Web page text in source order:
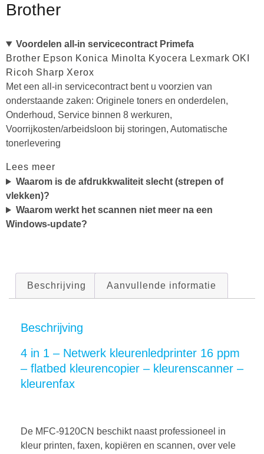
Brother
Voordelen all-in servicecontract Primefa
Brother Epson Konica Minolta Kyocera Lexmark OKI
Ricoh Sharp Xerox
Met een all-in servicecontract bent u voorzien van
onderstaande zaken: Originele toners en onderdelen,
Onderhoud, Service binnen 8 werkuren,
Voorrijkosten/arbeidsloon bij storingen, Automatische
tonerlevering
Lees meer
Waarom is de afdrukkwaliteit slecht (strepen of
vlekken)?
Waarom werkt het scannen niet meer na een
Windows-update?
Beschrijving Aanvullende informatie
Beschrijving
4 in 1 – Netwerk kleurenledprinter 16 ppm
– flatbed kleurencopier – kleurenscanner –
kleurenfax
De MFC-9120CN beschikt naast professioneel in
kleur printen, faxen, kopiëren en scannen, over vele